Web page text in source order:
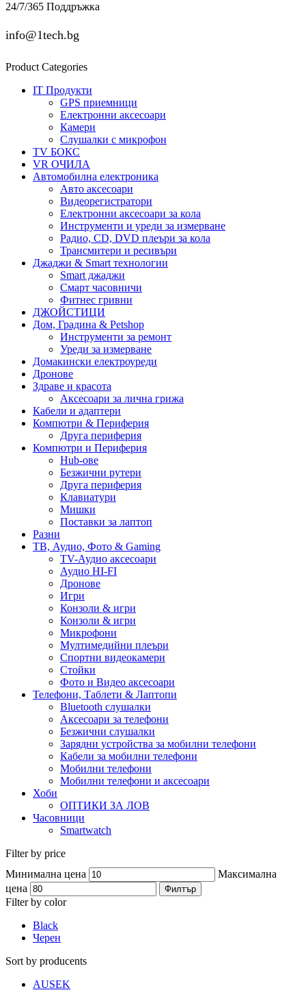
24/7/365 Поддръжка
info@1tech.bg
Product Categories
IT Продукти
GPS приемници
Електронни аксесоари
Камери
Слушалки с микрофон
TV БОКС
VR ОЧИЛА
Автомобилна електроника
Авто аксесоари
Видеорегистратори
Електронни аксесоари за кола
Инструменти и уреди за измерване
Радио, CD, DVD плеъри за кола
Трансмитери и ресивъри
Джаджи & Smart технологии
Smart джаджи
Смарт часовничи
Фитнес гривни
ДЖОЙСТИЦИ
Дом, Градина & Petshop
Инструменти за ремонт
Уреди за измерване
Домакински електроуреди
Дронове
Здраве и красота
Аксесоари за лична грижа
Кабели и адаптери
Компютри & Периферия
Друга периферия
Компютри и Периферия
Hub-ове
Безжични рутери
Друга периферия
Клавиатури
Мишки
Поставки за лаптоп
Разни
ТВ, Аудио, Фото & Gaming
TV-Аудио аксесоари
Аудио HI-FI
Дронове
Игри
Конзоли & игри
Конзоли & игри
Микрофони
Мултимедийни плеъри
Спортни видеокамери
Стойки
Фото и Видео аксесоари
Телефони, Таблети & Лаптопи
Bluetooth слушалки
Аксесоари за телефони
Безжични слушалки
Зарядни устройства за мобилни телефони
Кабели за мобилни телефони
Мобилни телефони
Мобилни телефони и аксесоари
Хоби
ОПТИКИ ЗА ЛОВ
Часовници
Smartwatch
Filter by price
Минимална цена
Максимална
цена
Филтър
Filter by color
Black
Черен
Sort by producents
AUSEK